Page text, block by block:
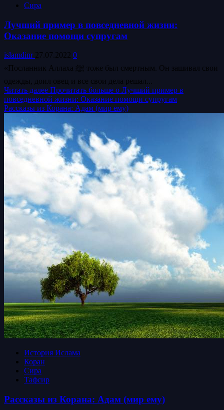
Сира
Лучший пример в повседневной жизни:
Оказание помощи супругам
islamdinr 27.07.2022 0
«Посланник Аллаха ﷺ тоже был смертным. Он зашивал свои
одежды, доил овец и все свои дела решал...
Читать далее Прочитать больше о Лучший пример в
повседневной жизни: Оказание помощи супругам
Рассказы из Корана: Адам (мир ему)
История Ислама
Коран
Сира
Тафсир
Рассказы из Корана: Адам (мир ему)